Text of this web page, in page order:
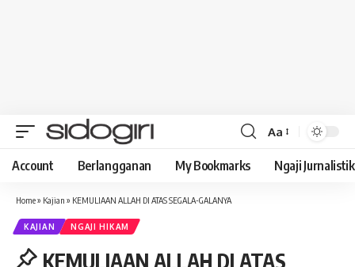
Font
Resizer
Aa
Account Berlangganan My Bookmarks Ngaji Jurnalistik
Home» Kajian » KEMULIAAN ALLAH DI ATAS SEGALA-GALANYA
KAJIAN NGAJI HIKAM
KEMULIAAN ALLAH DI ATAS